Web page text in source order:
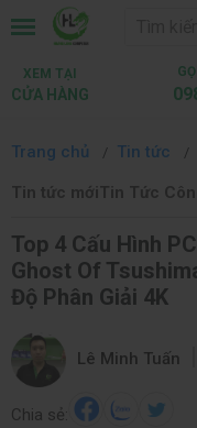
XEM TẠI
CỬA HÀNG
Trang chủ Tin tức
Tin tức mớiTin Tức
Top 4 Cấu Hình
Ghost Of
Độ Phân Giải 4K
Lê Minh Tuấn
Chia sẻ: